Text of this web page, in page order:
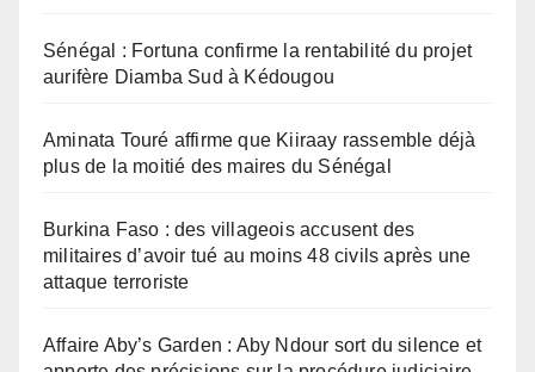
Sénégal : Fortuna confirme la rentabilité du projet
aurifère Diamba Sud à Kédougou
Aminata Touré affirme que Kiiraay rassemble déjà
plus de la moitié des maires du Sénégal
Burkina Faso : des villageois accusent des
militaires d’avoir tué au moins 48 civils après une
attaque terroriste
Affaire Aby’s Garden : Aby Ndour sort du silence et